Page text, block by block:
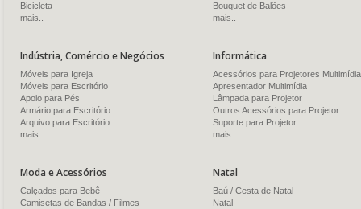
Bicicleta
mais..
Bouquet de Balões
mais..
Indústria, Comércio e Negócios
Móveis para Igreja
Móveis para Escritório
Apoio para Pés
Armário para Escritório
Arquivo para Escritório
mais..
Informática
Acessórios para Projetores Multimídia
Apresentador Multimídia
Lâmpada para Projetor
Outros Acessórios para Projetor
Suporte para Projetor
mais..
Moda e Acessórios
Calçados para Bebê
Camisetas de Bandas / Filmes
Natal
Baú / Cesta de Natal
Natal